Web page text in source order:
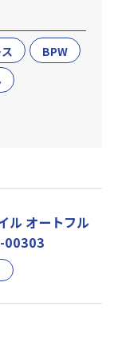
BPW
ル オートフル
00303